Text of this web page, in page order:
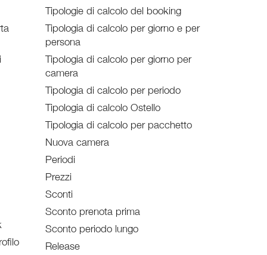
Tipologie di calcolo del booking
Tipologia di calcolo per giorno e per
persona
Tipologia di calcolo per giorno per
camera
Tipologia di calcolo per periodo
Tipologia di calcolo Ostello
Tipologia di calcolo per pacchetto
Nuova camera
Periodi
Prezzi
Sconti
Sconto prenota prima
Sconto periodo lungo
Release